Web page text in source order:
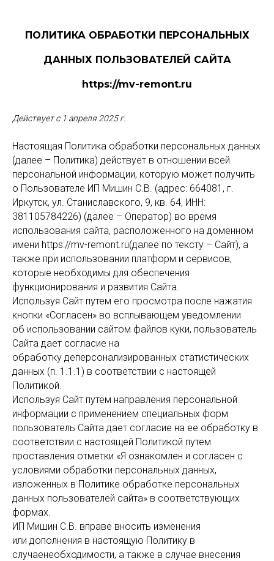
ПОЛИТИКА ОБРАБОТКИ ПЕРСОНАЛЬНЫХ
ДАННЫХ ПОЛЬЗОВАТЕЛЕЙ САЙТА
https://mv-remont.ru
Действует с 1 апреля 2025 г.
Настоящая Политика обработки персональных данных
(далее – Политика) действует в отношении всей
персональной информации, которую может получить
о Пользователе ИП Мишин С.В. (адрес: 664081, г.
Иркутск, ул. Станиславского, 9, кв. 64, ИНН:
381105784226) (далее – Оператор) во время
использования сайта, расположенного на доменном
имени https://mv-remont.ru(далее по тексту – Сайт), а
также при использовании платформ и сервисов,
которые необходимы для обеспечения
функционирования и развития Сайта.
Используя Сайт путем его просмотра после нажатия
кнопки «Согласен» во всплывающем уведомлении
об использовании сайтом файлов куки, пользователь
Сайта дает согласие на
обработку деперсонализированных статистических
данных (п. 1.1.1) в соответствии с настоящей
Политикой.
Используя Сайт путем направления персональной
информации с применением специальных форм
пользователь Сайта дает согласие на ее обработку в
соответствии с настоящей Политикой путем
проставления отметки «Я ознакомлен и согласен с
условиями обработки персональных данных,
изложенных в Политике обработке персональных
данных пользователей сайта» в соответствующих
формах.
ИП Мишин С.В. вправе вносить изменения
или дополнения в настоящую Политику в
случаенеобходимости, а также в случае внесения